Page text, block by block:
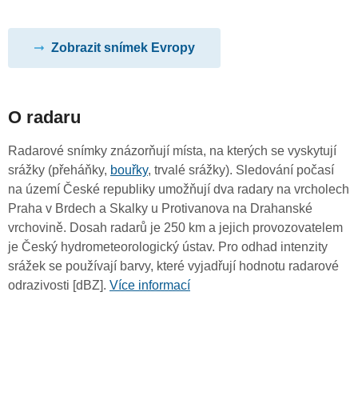
Zobrazit snímek Evropy
O radaru
Radarové snímky znázorňují místa, na kterých se vyskytují
srážky (přeháňky, bouřky, trvalé srážky). Sledování počasí
na území České republiky umožňují dva radary na vrcholech
Praha v Brdech a Skalky u Protivanova na Drahanské
vrchovině. Dosah radarů je 250 km a jejich provozovatelem
je Český hydrometeorologický ústav. Pro odhad intenzity
srážek se používají barvy, které vyjadřují hodnotu radarové
odrazivosti [dBZ]. Více informací